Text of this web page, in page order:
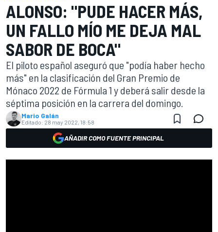
ALONSO: "PUDE HACER MÁS,
UN FALLO MÍO ME DEJA MAL
SABOR DE BOCA"
El piloto español aseguró que "podía haber hecho
más" en la clasificación del Gran Premio de
Mónaco 2022 de Fórmula 1 y deberá salir desde la
séptima posición en la carrera del domingo.
Mario Galán
Editado: 28 may 2022, 18:58
AÑADIR COMO FUENTE PRINCIPAL